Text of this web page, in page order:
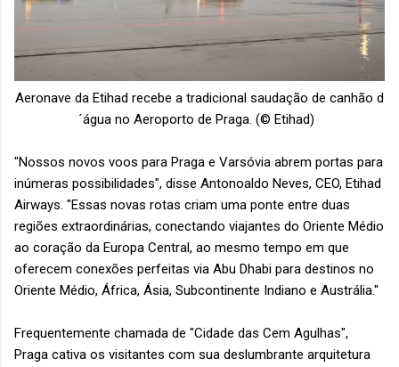
Aeronave da Etihad recebe a tradicional saudação de canhão d
´água no Aeroporto de Praga. (© Etihad)
"Nossos novos voos para Praga e Varsóvia abrem portas para
inúmeras possibilidades", disse Antonoaldo Neves, CEO, Etihad
Airways. "Essas novas rotas criam uma ponte entre duas
regiões extraordinárias, conectando viajantes do Oriente Médio
ao coração da Europa Central, ao mesmo tempo em que
oferecem conexões perfeitas via Abu Dhabi para destinos no
Oriente Médio, África, Ásia, Subcontinente Indiano e Austrália."
Frequentemente chamada de "Cidade das Cem Agulhas",
Praga cativa os visitantes com sua deslumbrante arquitetura